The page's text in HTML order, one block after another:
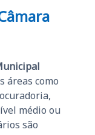
áreas como
médio ou
são